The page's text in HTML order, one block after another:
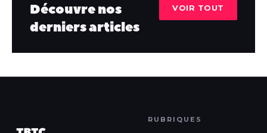
Découvre nos
derniers articles
VOIR TOUT
RUBRIQUES